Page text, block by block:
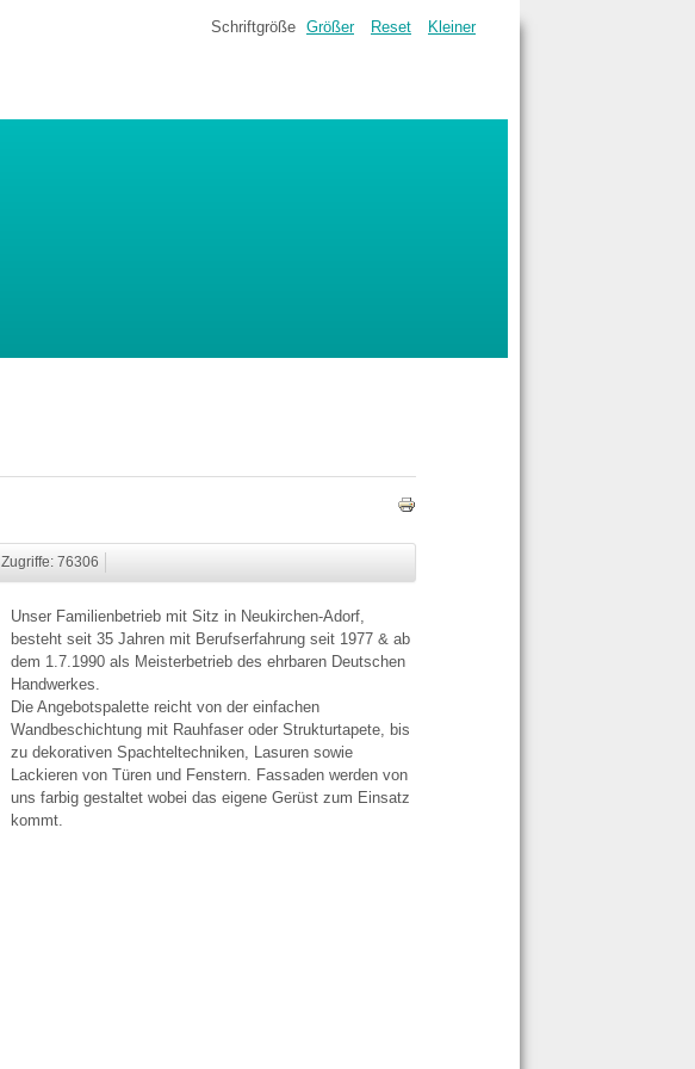
Schriftgröße Größer Reset Kleiner
Zugriffe: 76306
Unser Familienbetrieb mit Sitz in Neukirchen-Adorf,
besteht seit 35 Jahren mit Berufserfahrung seit 1977 & ab
dem 1.7.1990 als Meisterbetrieb des ehrbaren Deutschen
Handwerkes.
Die Angebotspalette reicht von der einfachen
Wandbeschichtung mit Rauhfaser oder Strukturtapete, bis
zu dekorativen Spachteltechniken, Lasuren sowie
Lackieren von Türen und Fenstern. Fassaden werden von
uns farbig gestaltet wobei das eigene Gerüst zum Einsatz
kommt.